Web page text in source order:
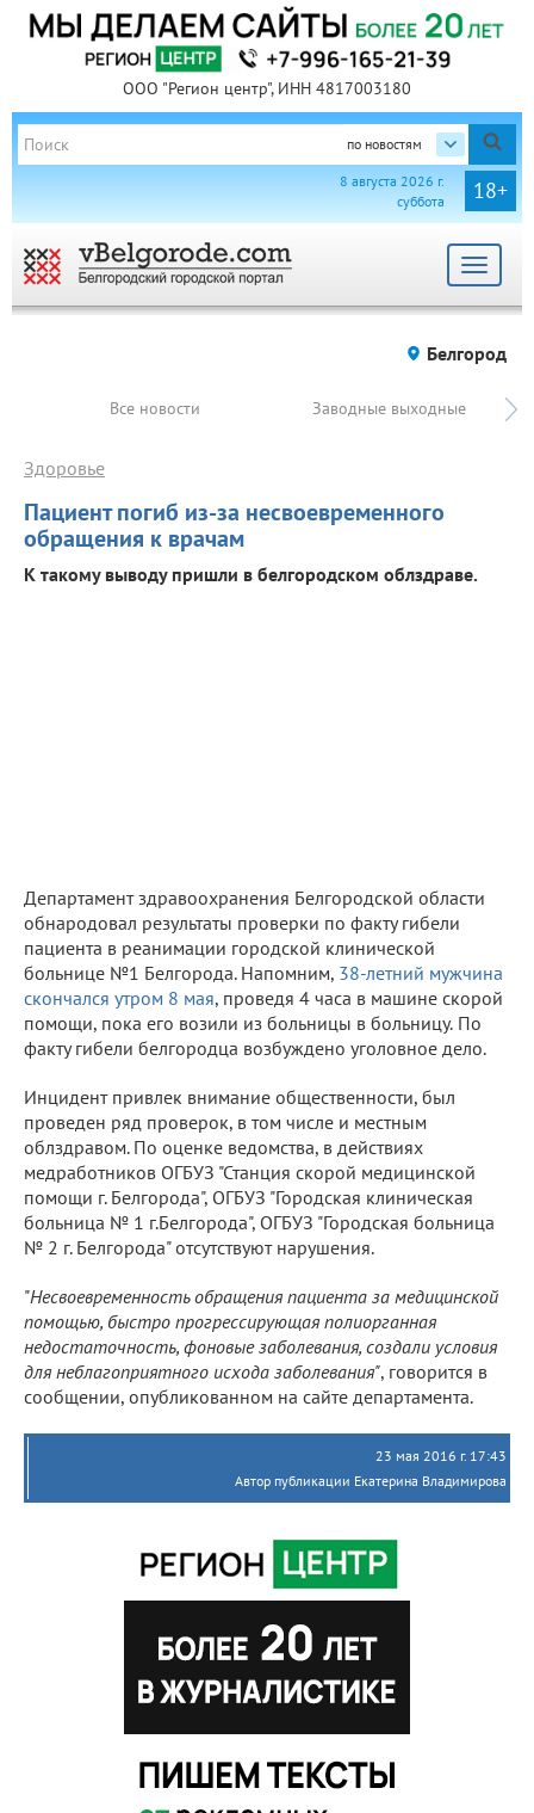
ООО "Регион центр", ИНН 4817003180
по новостям
18+
8 августа 2026 г.
суббота
Toggle
Белгород
Все новости Заводные выходные
Пациент погиб из-за несвоевременного
обращения к врачам
Здоровье
К такому выводу пришли в белгородском облздраве.
Департамент здравоохранения Белгородской области
обнародовал результаты проверки по факту гибели
пациента в реанимации городской клинической
больнице №1 Белгорода. Напомним, 38-летний мужчина
скончался утром 8 мая, проведя 4 часа в машине скорой
помощи, пока его возили из больницы в больницу. По
факту гибели белгородца возбуждено уголовное дело.
Инцидент привлек внимание общественности, был
проведен ряд проверок, в том числе и местным
облздравом. По оценке ведомства, в действиях
медработников ОГБУЗ "Станция скорой медицинской
помощи г. Белгорода", ОГБУЗ "Городская клиническая
больница № 1 г.Белгорода", ОГБУЗ "Городская больница
№ 2 г. Белгорода" отсутствуют нарушения.
"Несвоевременность обращения пациента за медицинской
помощью, быстро прогрессирующая полиорганная
недостаточность, фоновые заболевания, создали условия
для неблагоприятного исхода заболевания", говорится в
сообщении, опубликованном на сайте департамента.
23 мая 2016 г. 17:43
Автор публикации Екатерина Владимирова